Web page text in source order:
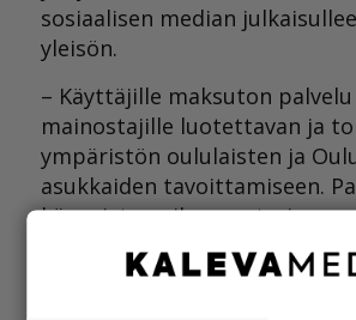
sosiaalisen median
yleisön.
– Käyttäjille maksuton
mainostajille luotettavan ja
ympäristön oululaisten ja
asukkaiden tavoittamiseen.
käynnistysvaiheessa
Forum24-lehden ja Oulu-
uusille asiakkaille maksutta,